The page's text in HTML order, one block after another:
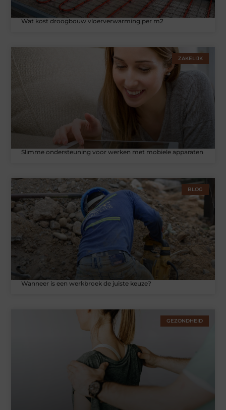
Wat kost droogbouw vloerverwarming per m2
ZAKELIJK
Slimme ondersteuning voor werken met mobiele apparaten
BLOG
Wanneer is een werkbroek de juiste keuze?
GEZONDHEID